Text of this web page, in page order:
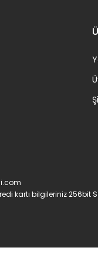
kartı bilgileriniz 256bit